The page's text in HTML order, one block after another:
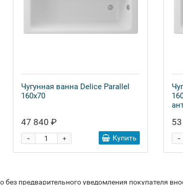
Чугунная ванна Delice Parallel
160x70
47 840 ₽
+
- Купить -
без предварительного уведомления покупателя